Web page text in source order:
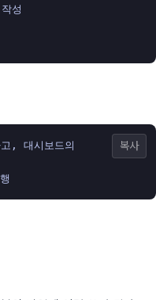
성
, 대시보드의
복사